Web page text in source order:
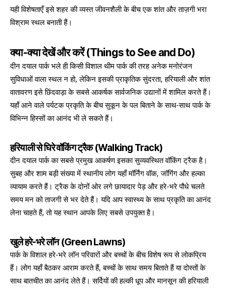
यही विशेषताएँ इसे शहर की व्यस्त जीवनशैली के बीच एक शांत और ताज़गी भरा
विश्राम स्थल बनाती हैं।
क्या‑क्या देखें और करें (Things to See and Do)
दीन दयाल पार्क भले ही किसी विशाल थीम पार्क की तरह अनेक मनोरंजन
सुविधाओं वाला स्थल न हो, लेकिन इसकी प्राकृतिक सुंदरता, हरियाली और शांत
वातावरण इसे छिंदवाड़ा के सबसे आकर्षक सार्वजनिक उद्यानों में शामिल करते हैं।
यहाँ आने वाले पर्यटक प्रकृति के बीच सुकून के पल बिताने के साथ-साथ पार्क के
विभिन्न हिस्सों का आनंद भी ले सकते हैं।
हरियाली से घिरे वॉकिंग ट्रैक (Walking Track)
दीन दयाल पार्क का सबसे प्रमुख आकर्षण इसका सुव्यवस्थित वॉकिंग ट्रैक है।
सुबह और शाम बड़ी संख्या में स्थानीय लोग यहाँ मॉर्निंग वॉक, जॉगिंग और हल्का
व्यायाम करते हैं। ट्रैक के दोनों ओर लगे छायादार पेड़ और हरे-भरे पौधे चलते
समय मन को ताजगी से भर देते हैं। यदि आप स्वास्थ्य के साथ प्रकृति का आनंद
लेना चाहते हैं, तो यह स्थान आपके लिए सबसे उपयुक्त है।
खुले हरे-भरे लॉन (Green Lawns)
पार्क के विशाल हरे-भरे लॉन परिवारों और बच्चों के बीच विशेष रूप से लोकप्रिय
हैं। लोग यहाँ बैठकर आराम करते हैं, बच्चों के साथ समय बिताते हैं या दोस्तों के
साथ बातचीत का आनंद लेते हैं। सर्दियों की हल्की धूप और मानसून की हरियाली